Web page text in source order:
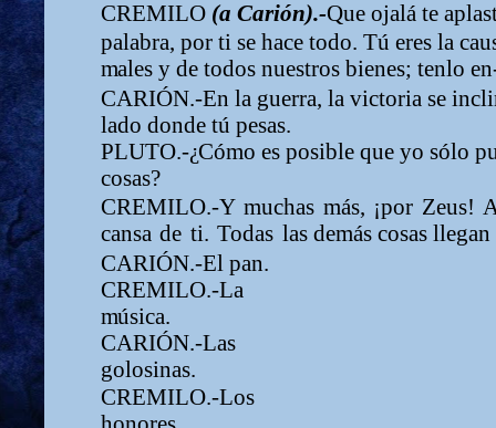
CREMILO (a Carión).-Que ojalá te
palabra, por ti se hace todo. Tú eres la
males y de todos nuestros bienes; tenlo
CARIÓN.-En la guerra, la victoria se
lado donde tú pesas.
PLUTO.-¿Cómo es posible que yo sólo
cosas?
CREMILO.-Y muchas más, ¡por Zeus!
cansa de ti. Todas las demás cosas llegan
CARIÓN.-El pan.
CREMILO.-La
música.
CARIÓN.-Las
golosinas.
CREMILO.-Los
honores.